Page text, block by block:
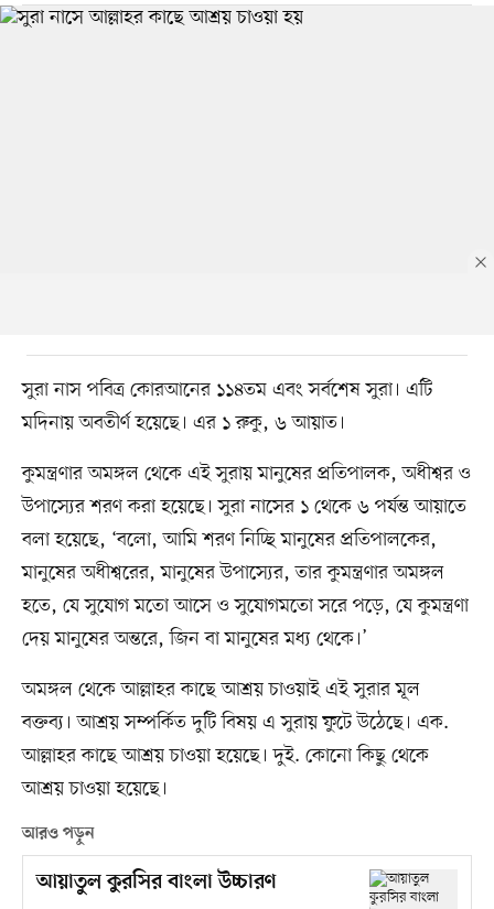
সুরা নাস পবিত্র কোরআনের ১১৪তম এবং সর্বশেষ সুরা। এটি
মদিনায় অবতীর্ণ হয়েছে। এর ১ রুকু, ৬ আয়াত।
কুমন্ত্রণার অমঙ্গল থেকে এই সুরায় মানুষের প্রতিপালক, অধীশ্বর ও
উপাস্যের শরণ করা হয়েছে। সুরা নাসের ১ থেকে ৬ পর্যন্ত আয়াতে
বলা হয়েছে, ‘বলো, আমি শরণ নিচ্ছি মানুষের প্রতিপালকের,
মানুষের অধীশ্বরের, মানুষের উপাস্যের, তার কুমন্ত্রণার অমঙ্গল
হতে, যে সুযোগ মতো আসে ও সুযোগমতো সরে পড়ে, যে কুমন্ত্রণা
দেয় মানুষের অন্তরে, জিন বা মানুষের মধ্য থেকে।’
অমঙ্গল থেকে আল্লাহর কাছে আশ্রয় চাওয়াই এই সুরার মূল
বক্তব্য। আশ্রয় সম্পর্কিত দুটি বিষয় এ সুরায় ফুটে উঠেছে। এক.
আল্লাহর কাছে আশ্রয় চাওয়া হয়েছে। দুই. কোনো কিছু থেকে
আশ্রয় চাওয়া হয়েছে।
আরও পড়ুন
আয়াতুল কুরসির বাংলা উচ্চারণ